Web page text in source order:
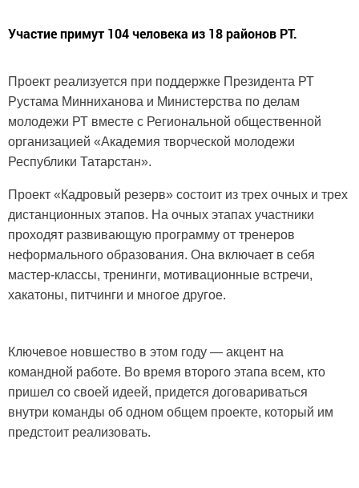
Участие примут 104 человека из 18 районов РТ.
Проект реализуется при поддержке Президента РТ
Рустама Минниханова и Министерства по делам
молодежи РТ вместе с Региональной общественной
организацией «Академия творческой молодежи
Республики Татарстан».
Проект «Кадровый резерв» состоит из трех очных и трех
дистанционных этапов. На очных этапах участники
проходят развивающую программу от тренеров
неформального образования. Она включает в себя
мастер-классы, тренинги, мотивационные встречи,
хакатоны, питчинги и многое другое.
Ключевое новшество в этом году — акцент на
командной работе. Во время второго этапа всем, кто
пришел со своей идеей, придется договариваться
внутри команды об одном общем проекте, который им
предстоит реализовать.